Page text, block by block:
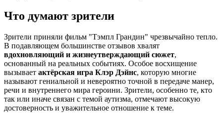
Что думают зрители
Зрители приняли фильм "Тэмпл Грандин" чрезвычайно тепло.
В подавляющем большинстве отзывов хвалят
вдохновляющий и жизнеутверждающий сюжет,
основанный на реальных событиях. Особое восхищение
вызывает актёрская игра Клэр Дэйнс, которую многие
называют гениальной и невероятно точной в передаче манер,
речи и внутреннего мира героини. Зрители, особенно те, кто
так или иначе связан с темой аутизма, отмечают высокую
достоверность и уважительное отношение к теме.